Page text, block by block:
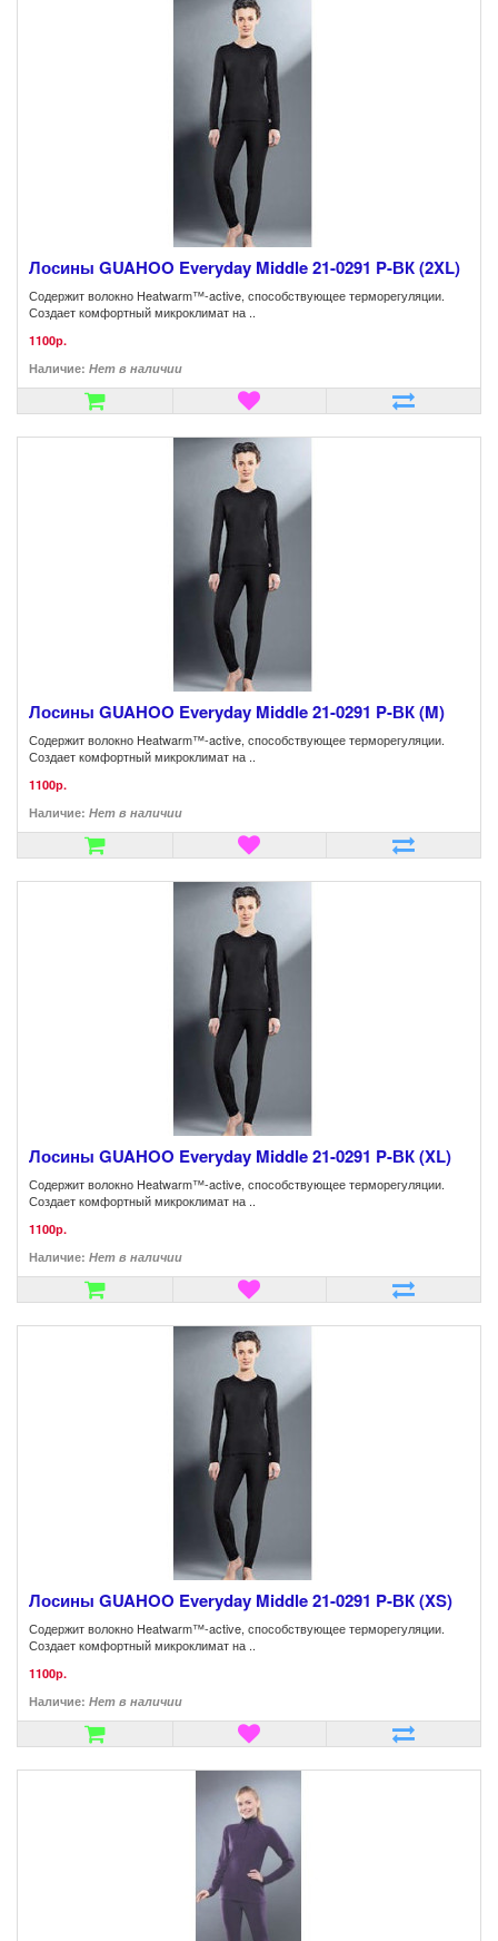
Лосины GUAHOO Everyday Middle 21-0291 P-ВК (2XL)
Содержит волокно Heatwarm™-active, способствующее терморегуляции.
Создает комфортный микроклимат на ..
1100р.
Наличие: Нет в наличии
Лосины GUAHOO Everyday Middle 21-0291 P-ВК (M)
Содержит волокно Heatwarm™-active, способствующее терморегуляции.
Создает комфортный микроклимат на ..
1100р.
Наличие: Нет в наличии
Лосины GUAHOO Everyday Middle 21-0291 P-ВК (XL)
Содержит волокно Heatwarm™-active, способствующее терморегуляции.
Создает комфортный микроклимат на ..
1100р.
Наличие: Нет в наличии
Лосины GUAHOO Everyday Middle 21-0291 P-ВК (XS)
Содержит волокно Heatwarm™-active, способствующее терморегуляции.
Создает комфортный микроклимат на ..
1100р.
Наличие: Нет в наличии